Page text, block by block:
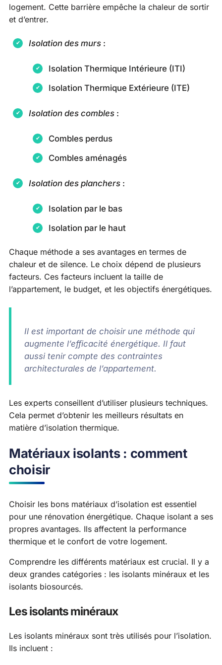
logement. Cette barrière empêche la chaleur de sortir
et d’entrer.
Isolation des murs :
Isolation Thermique Intérieure (ITI)
Isolation Thermique Extérieure (ITE)
Isolation des combles :
Combles perdus
Combles aménagés
Isolation des planchers :
Isolation par le bas
Isolation par le haut
Chaque méthode a ses avantages en termes de
chaleur et de silence. Le choix dépend de plusieurs
facteurs. Ces facteurs incluent la taille de
l’appartement, le budget, et les objectifs énergétiques.
Il est important de choisir une méthode qui
augmente l’efficacité énergétique. Il faut
aussi tenir compte des contraintes
architecturales de l’appartement.
Les experts conseillent d’utiliser plusieurs techniques.
Cela permet d’obtenir les meilleurs résultats en
matière d’isolation thermique.
Matériaux isolants : comment
choisir
Choisir les bons matériaux d’isolation est essentiel
pour une rénovation énergétique. Chaque isolant a ses
propres avantages. Ils affectent la performance
thermique et le confort de votre logement.
Comprendre les différents matériaux est crucial. Il y a
deux grandes catégories : les isolants minéraux et les
isolants biosourcés.
Les isolants minéraux
Les isolants minéraux sont très utilisés pour l’isolation.
Ils incluent :